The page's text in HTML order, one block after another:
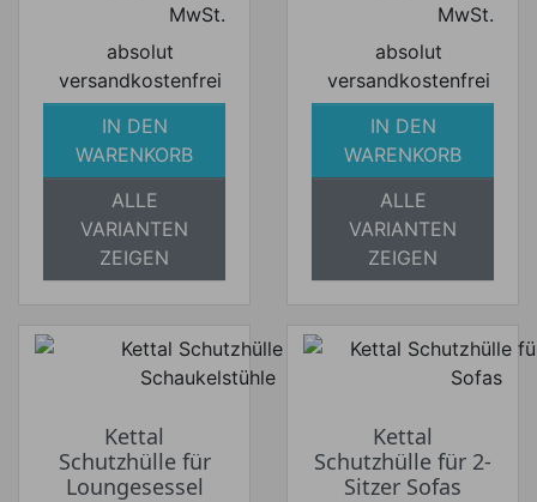
MwSt.
absolut
versandkostenfrei
IN DEN
WARENKORB
ALLE
VARIANTEN
ZEIGEN
MwSt.
absolut
versandkostenfrei
IN DEN
WARENKORB
ALLE
VARIANTEN
ZEIGEN
Kettal
Schutzhülle für
Loungesessel
Kettal
Schutzhülle für 2-
Sitzer Sofas